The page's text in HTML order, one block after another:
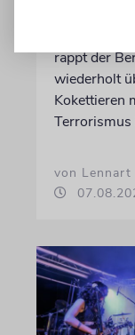
Auf seinem
rappt der
wiederholt
Kokettieren
von Lennart